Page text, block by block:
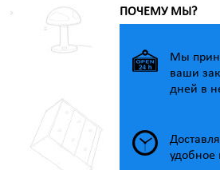
ПОЧЕМУ МЫ?
Мы
ваши
дней в
удобное